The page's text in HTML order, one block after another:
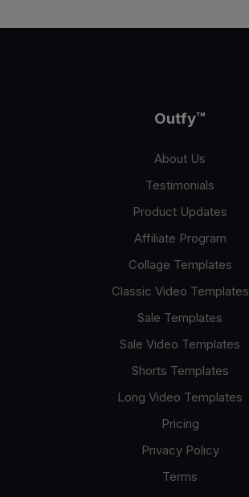
Outfy™
About Us
Testimonials
Product Updates
Affiliate Program
Collage Templates
Classic Video Templates
Sale Templates
Sale Video Templates
Shorts Templates
Long Video Templates
Pricing
Privacy Policy
Terms